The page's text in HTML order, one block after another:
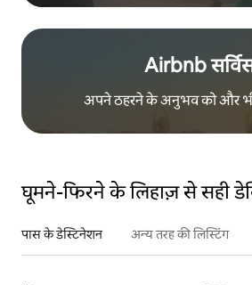
Airbnb
अपने ठहरने के अनुभव को और
घूमने-फिरने के लिहाज़ से सही
पास के डेस्टिनेशन अन्य तरह की लिस्टिंग